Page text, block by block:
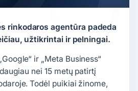
rinkodaros agentūra padeda
užtikrintai ir pelningai.
ir „Meta Business“
nei 15 metų patirtį
Todėl puikiai žinome,